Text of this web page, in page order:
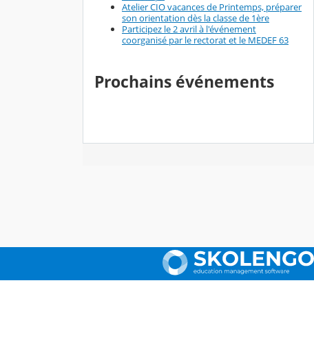
Atelier CIO vacances de Printemps, préparer
son orientation dès la classe de 1ère
Participez le 2 avril à l'événement
coorganisé par le rectorat et le MEDEF 63
Prochains événements